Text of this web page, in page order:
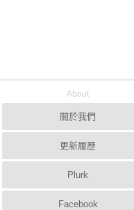
About
關於我們
更新履歷
Plurk
Facebook